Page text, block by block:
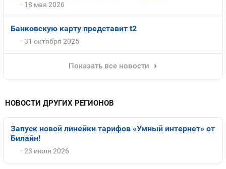
18 мая 2026
Банковскую карту представит t2
31 октября 2025
Показать все новости
НОВОСТИ ДРУГИХ РЕГИОНОВ
Запуск новой линейки тарифов «Умный интернет» от
Билайн!
23 июля 2026